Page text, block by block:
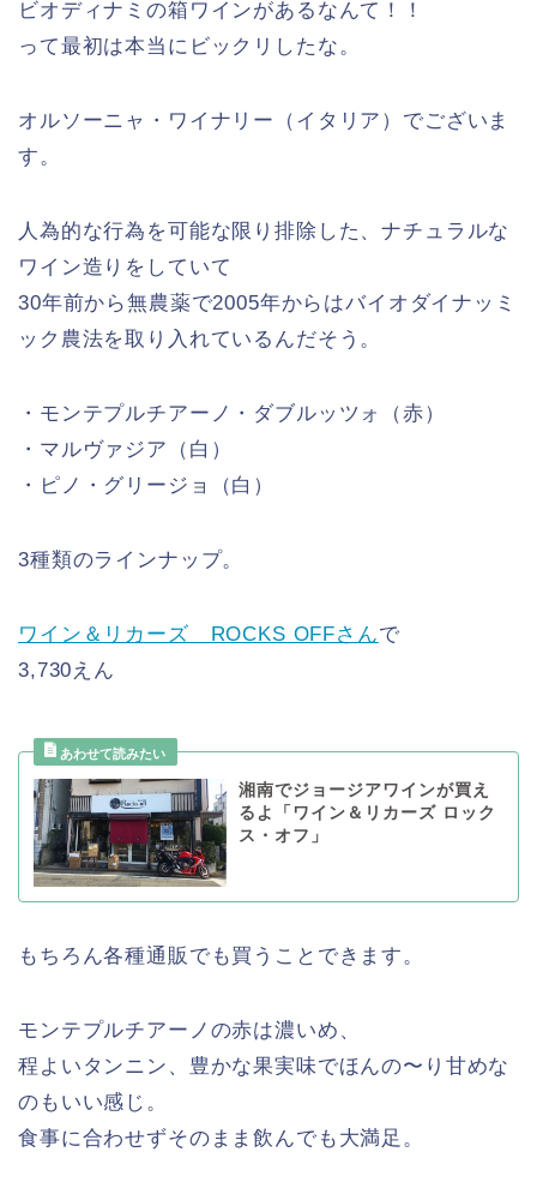
ビオディナミの箱ワインがあるなんて！！
って最初は本当にビックリしたな。
オルソーニャ・ワイナリー（イタリア）でございま
す。
人為的な行為を可能な限り排除した、ナチュラルな
ワイン造りをしていて
30年前から無農薬で2005年からはバイオダイナッミ
ック農法を取り入れているんだそう。
・モンテプルチアーノ・ダブルッツォ（赤）
・マルヴァジア（白）
・ピノ・グリージョ（白）
3種類のラインナップ。
ワイン＆リカーズ ROCKS OFFさんで
3,730えん
湘南でジョージアワインが買え
るよ「ワイン＆リカーズ ロック
ス・オフ」
もちろん各種通販でも買うことできます。
モンテプルチアーノの赤は濃いめ、
程よいタンニン、豊かな果実味でほんの〜り甘めな
のもいい感じ。
食事に合わせずそのまま飲んでも大満足。